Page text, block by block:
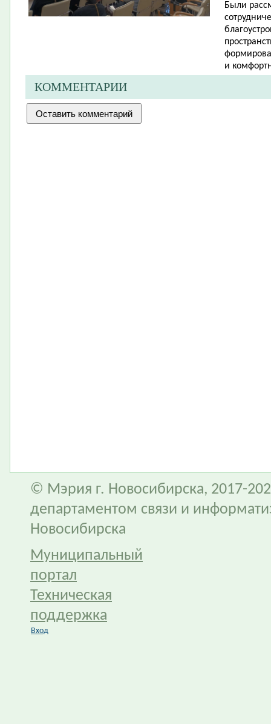
Были
и
КОММЕНТАРИИ
© Мэрия г. Новосибирска, 2017-
департаментом связи и
Новосибирска
Муниципальный
портал
Техническая
поддержка
Вход